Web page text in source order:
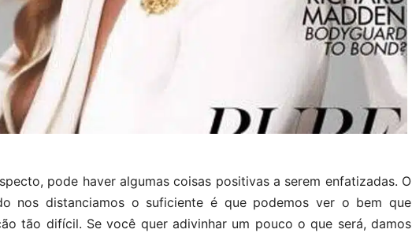
pode haver algumas coisas positivas a serem enfatizadas. O
nos distanciamos o suficiente é que podemos ver o bem que
tão difícil. Se você quer adivinhar um pouco o que será, damos